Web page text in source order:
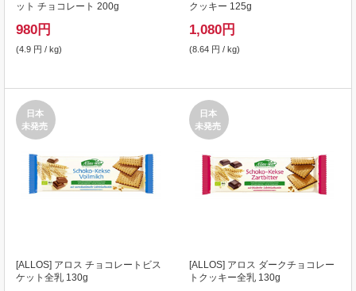
ット チョコレート 200g
980円
(4.9 円 / kg)
クッキー 125g
1,080円
(8.64 円 / kg)
日本
未発売
[ALLOS] アロス チョコレートビス
ケット全乳 130g
日本
未発売
[ALLOS] アロス ダークチョコレー
トクッキー全乳 130g